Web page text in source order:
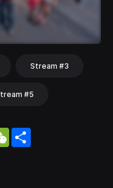
Stream #3
#5
WeChat